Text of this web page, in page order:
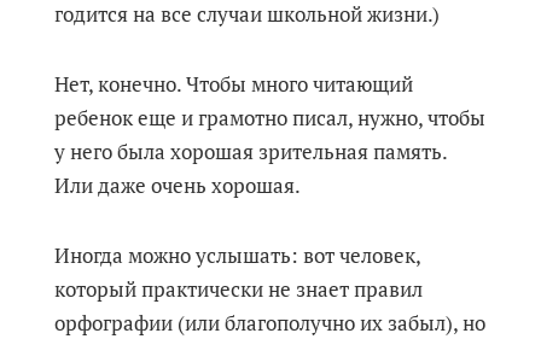
годится на все случаи школьной жизни.)
Нет, конечно. Чтобы много читающий
ребенок еще и грамотно писал, нужно, чтобы
у него была хорошая зрительная память.
Или даже очень хорошая.
Иногда можно услышать: вот человек,
который практически не знает правил
орфографии (или благополучно их забыл), но